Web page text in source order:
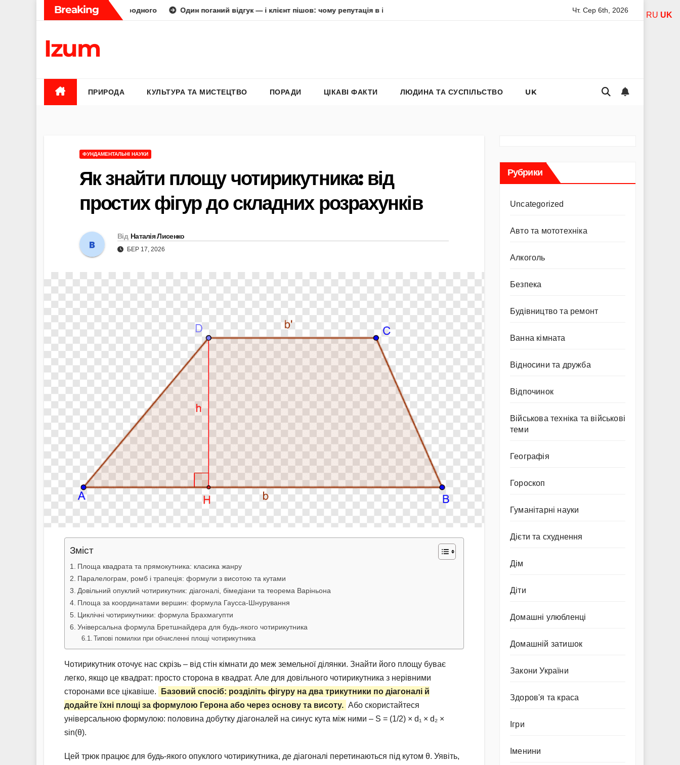
Breaking
діамант від природного Один поганий відгук — і клієнт пішов: чому репутація в інтернеті вирішує все Адель Асанті: від порнозірки до співачки з хітами на радіо
Чт. Сер 6th, 2026
Izum
ПРИРОДА КУЛЬТУРА ТА МИСТЕЦТВО ПОРАДИ ЦІКАВІ ФАКТИ ЛЮДИНА ТА СУСПІЛЬСТВО UK
ФУНДАМЕНТАЛЬНІ НАУКИ
Як знайти площу чотирикутника: від
простих фігур до складних розрахунків
Від Наталія Лисенко
БЕР 17, 2026
Зміст
Площа квадрата та прямокутника: класика жанру
Паралелограм, ромб і трапеція: формули з висотою та кутами
Довільний опуклий чотирикутник: діагоналі, бімедіани та теорема Варіньона
Площа за координатами вершин: формула Гаусса-Шнурування
Циклічні чотирикутники: формула Брахмагупти
Універсальна формула Бретшнайдера для будь-якого чотирикутника
Типові помилки при обчисленні площі чотирикутника
Чотирикутник оточує нас скрізь – від стін кімнати до меж земельної ділянки. Знайти його площу буває
легко, якщо це квадрат: просто сторона в квадрат. Але для довільного чотирикутника з нерівними
сторонами все цікавіше.
Базовий спосіб: розділіть фігуру на два трикутники по діагоналі й
додайте їхні площі за формулою Герона або через основу та висоту. Або скористайтеся
універсальною формулою: половина добутку діагоналей на синус кута між ними – S = (1/2) × d₁ × d₂ ×
sin(θ).
Цей трюк працює для будь-якого опуклого чотирикутника, де діагоналі перетинаються під кутом θ. Уявіть,
Рубрики
Uncategorized
Авто та мототехніка
Алкоголь
Безпека
Будівництво та ремонт
Ванна кімната
Відносини та дружба
Відпочинок
Військова техніка та військові
теми
Географія
Гороскоп
Гуманітарні науки
Дієти та схуднення
Дім
Діти
Домашні улюбленці
Домашній затишок
Закони України
Здоров'я та краса
Ігри
Іменини
RU UK